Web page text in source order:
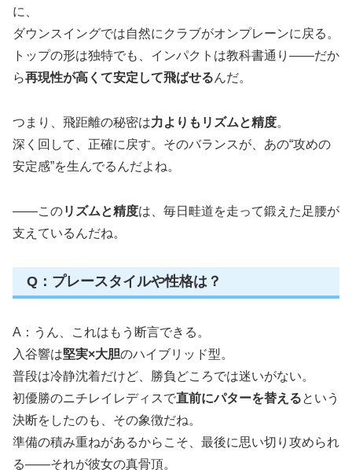
に、
ダウンスイングでは自然にクラブがオンプレーンに戻る。
トップの形は独特でも、インパクトは教科書通り――だか
ら再現性が高くて安定して飛ばせるんだ。
つまり、飛距離の秘密は力よりもリズムと精度。
深く回して、正確に戻す。そのバランスが、あの“攻めの
安定感”を生んでるんだよね。
――このリズムと精度は、毎日畦道を走って鍛えた足腰が
支えているんだね。
Q：プレースタイルや性格は？
A：うん、これはもう断言できる。
入谷響は堅実×大胆のハイブリッド型。
普段は冷静沈着だけど、勝負どころでは迷いがない。
初優勝のニチレイレディスで直前にパターを替えるという
決断をしたのも、その象徴だね。
準備の積み重ねがあるからこそ、最後に思い切り攻められ
る――それが彼女の真骨頂。